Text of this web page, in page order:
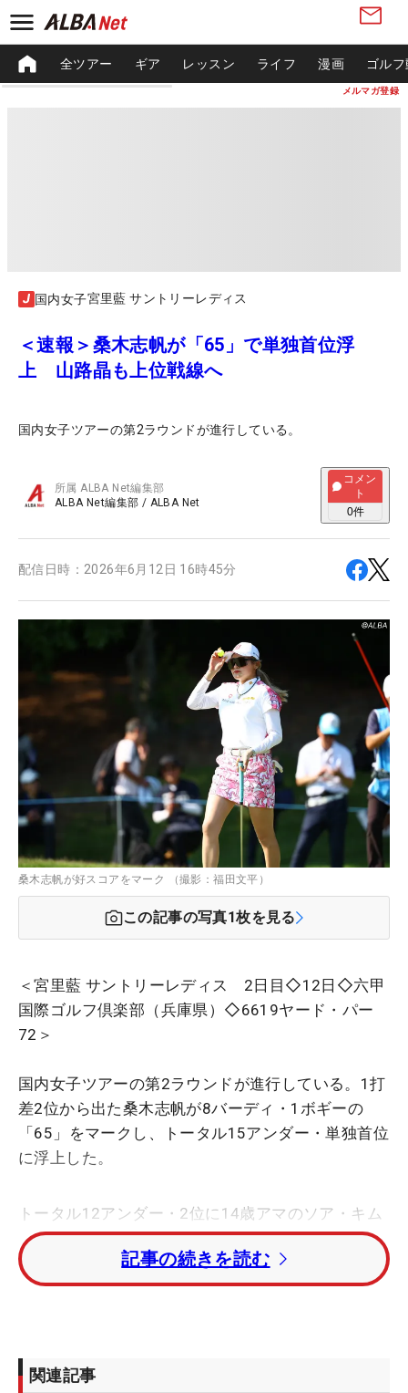
メルマガ登録
全ツアー ギア レッスン ライフ 漫画 ゴル
国内女子宮里藍 サントリーレディス
＜速報＞桑木志帆が「65」で単独首位浮
上 山路晶も上位戦線へ
国内女子ツアーの第2ラウンドが進行している。
所属ALBA Net編集部
ALBA Net編集部 / ALBA Net
コメン
ト
0件
配信日時： 2026年6月12日 16時45分
桑木志帆が好スコアをマーク （撮影：福田文平）
この記事の写真1枚を見る
＜宮里藍 サントリーレディス 2日目◇12日◇六甲
国際ゴルフ倶楽部（兵庫県）◇6619ヤード・パー
72＞
国内女子ツアーの第2ラウンドが進行している。1打
差2位から出た桑木志帆が8バーディ・1ボギーの
「65」をマークし、トータル15アンダー・単独首位
に浮上した。
トータル12アンダー・2位に14歳アマのソア・キム
（韓国）。トータル10アンダー・3位タイに「65」
をたたき出した山路晶、「64」でプレーした荒木優
奈、穴井詩、金澤志奈が並んでいる。
が続いている。
記事の続きを読む
関連記事